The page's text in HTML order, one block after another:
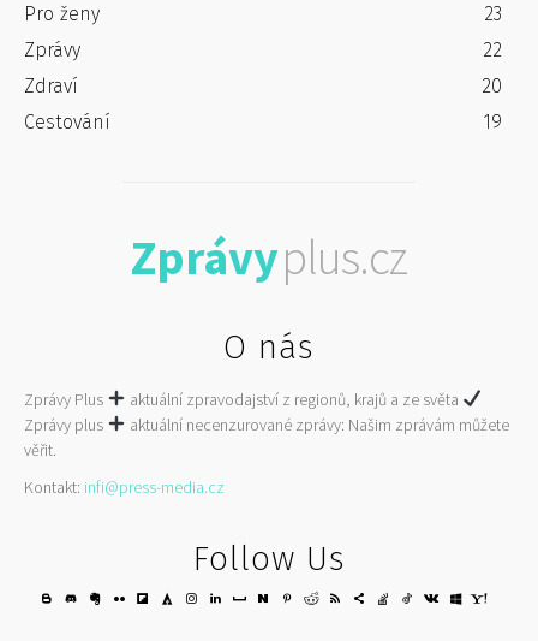
Pro ženy
23
Zprávy
22
Zdraví
20
Cestování
19
Zprávyplus.cz
O nás
Zprávy Plus
aktuální zpravodajství z regionů, krajů a ze světa
Zprávy plus
aktuální necenzurované zprávy: Našim zprávám můžete
věřit.
Kontakt: infi@press-media.cz
Follow Us